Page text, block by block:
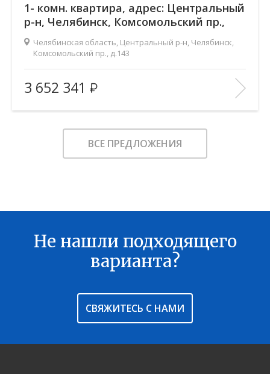
1- комн. квартира, адрес: Центральный
р-н, Челябинск, Комсомольский пр.,
д.143Челябинская область, Центральный р-н, Челябинск,
Комсомольский пр., д.143
Жилой комплекс:
Ньютон
Количество комнат:
1
Общая площадь:
48.9 м
В ИЗБРАННОЕ
3 652 341
ВСЕ ПРЕДЛОЖЕНИЯ
Не нашли подходящего
варианта?
СВЯЖИТЕСЬ С НАМИ